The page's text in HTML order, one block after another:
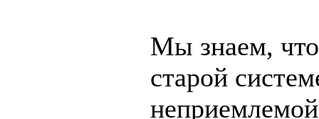
Мы знаем,
старой